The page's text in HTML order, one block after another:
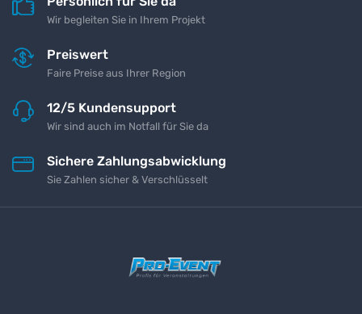
Wir begleiten Sie in Ihrem Projekt
Preiswert
Faire Preise aus Ihrer Region
12/5 Kundensupport
Wir sind auch im Notfall für Sie da
Sichere Zahlungsabwicklung
Sie Zahlen sicher & Verschlüsselt